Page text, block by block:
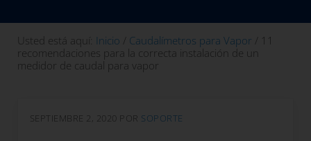
Usted está aquí: Inicio / Caudalímetros para Vapor / 11
recomendaciones para la correcta instalación de un
medidor de caudal para vapor
SEPTIEMBRE 2, 2020 POR SOPORTE